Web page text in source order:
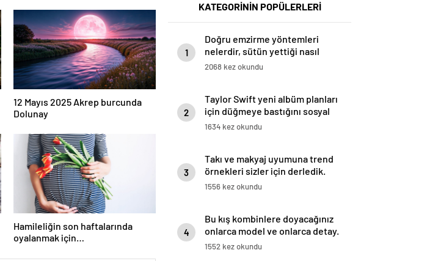
12 Mayıs 2025 Akrep burcunda
Dolunay
Hamileliğin son haftalarında
oyalanmak için…
KATEGORİNİN POPÜLERLERİ
1
Doğru emzirme yöntemleri
nelerdir, sütün yettiği nasıl
anlaşılır?
2068 kez okundu
2
Taylor Swift yeni albüm planları
için düğmeye bastığını sosyal
medyadan duyurdu!
1634 kez okundu
3
Takı ve makyaj uyumuna trend
örnekleri sizler için derledik.
1556 kez okundu
4
Bu kış kombinlere doyacağınız
onlarca model ve onlarca detay.
1552 kez okundu